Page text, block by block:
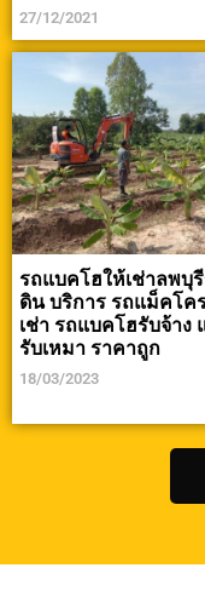
27/12/2021
รถแบคโฮให้เช่าลพบุ
ดิน บริการ รถแม็คโค
เช่า รถแบคโฮรับจ้าง
รับเหมา ราคาถูก
18/03/2023